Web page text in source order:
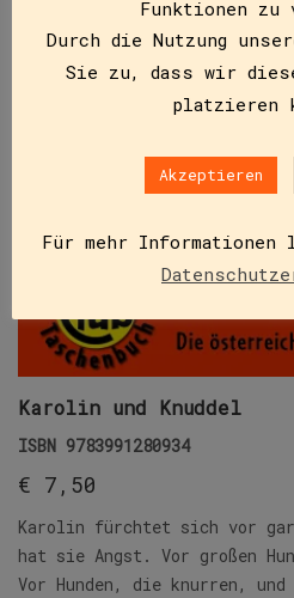
Karolin und Knuddel
ISBN 9783991280934
€ 7,50
Karolin fürchtet sich vor gar
hat sie Angst. Vor großen
Vor Hunden, die knurren, und
Funktionen zu
Durch die Nutzung
Sie zu, dass wir
platzieren
Akzeptieren
Für mehr